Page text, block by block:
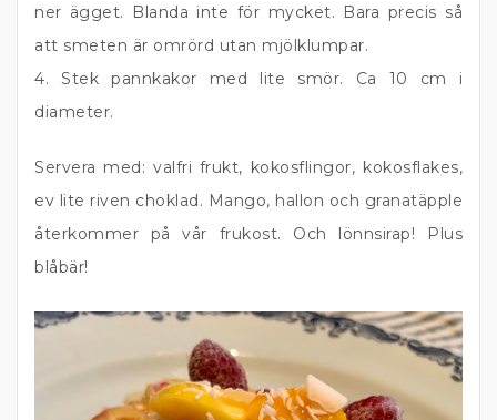
ner ägget. Blanda inte för mycket. Bara precis så
att smeten är omrörd utan mjölklumpar.
4. Stek pannkakor med lite smör. Ca 10 cm i
diameter.
Servera med: valfri frukt, kokosflingor, kokosflakes,
ev lite riven choklad. Mango, hallon och granatäpple
återkommer på vår frukost. Och lönnsirap! Plus
blåbär!